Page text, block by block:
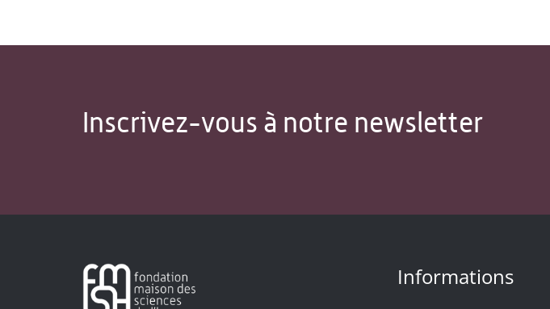
Inscrivez-vous à notre newsletter
Informations